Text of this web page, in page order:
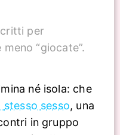
per
“giocate”.
né isola: che
sesso, una
in gruppo